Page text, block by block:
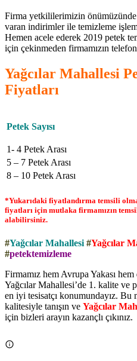
Firma yetkililerimizin önümüzünde
varan indirimler ile temizleme
Hemen acele ederek 2019 petek
için çekinmeden firmamızın
Yağcılar Mahallesi
Fiyatları
Petek Sayısı
1- 4 Petek Arası
5 – 7 Petek Arası
8 – 10 Petek Arası
*Yukarıdaki fiyatlandırma temsili
fiyatları için mutlaka firmamızın
alabilirsiniz.
#Yağcılar Mahallesi #Yağcılar
#petektemizleme
Firmamız hem Avrupa Yakası
Yağcılar Mahallesi’de 1. kalite ve
en iyi tesisatçı konumundayız. Bu
kalitesiyle tanışın ve Yağcılar
için bizleri arayın kazançlı çıkınız.